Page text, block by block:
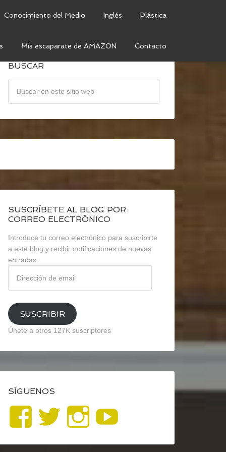
Conocimiento del Medio Inglés Plástica
Mis escaparate de AMAZON Contacto
BUSCAR
SUSCRÍBETE AL BLOG POR
CORREO ELECTRÓNICO
Introduce tu correo electrónico para suscribirte
a este blog y recibir notificaciones de nuevas
entradas.
email
SUSCRIBIR
Únete a otros 127K suscriptores
SÍGUENOS
Ver
perfil
Ver
perfil
Ver
perfil